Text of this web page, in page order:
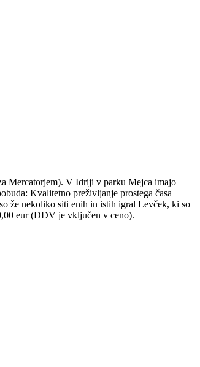
Mercatorjem). V Idriji v parku Mejca imajo
Kvalitetno preživljanje prostega časa
že nekoliko siti enih in istih igral Levček, ki so
eur (DDV je vključen v ceno).